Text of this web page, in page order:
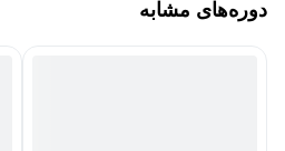
دوره‌های مشابه